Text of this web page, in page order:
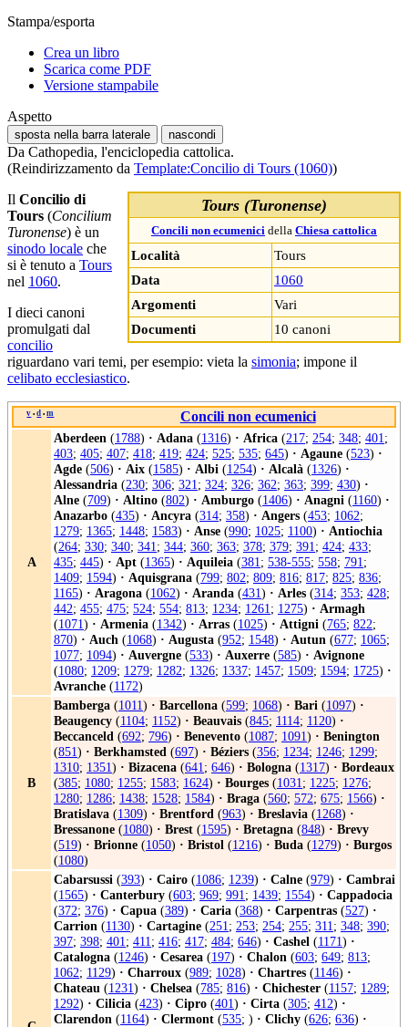
Stampa/esporta
Crea un libro
Scarica come PDF
Versione stampabile
Aspetto
sposta nella barra laterale nascondi
Da Cathopedia, l'enciclopedia cattolica.
(Reindirizzamento da Template:Concilio di Tours (1060))
Tours (Turonense)
Concili non ecumenici della Chiesa cattolica
Località
Tours
Data
1060
Argomenti
Vari
Documenti
10 canoni
Il Concilio di
Tours (Concilium
Turonense) è un
sinodo locale che
si è tenuto a Tours
nel 1060.
I dieci canoni
promulgati dal
concilio
riguardano vari temi, per esempio: vieta la simonia; impone il
celibato ecclesiastico.
v • d • m Concili non ecumenici
A
Aberdeen (1788) · Adana (1316) · Africa (217; 254; 348; 401;
403; 405; 407; 418; 419; 424; 525; 535; 645) · Agaune (523) ·
Agde (506) · Aix (1585) · Albi (1254) · Alcalà (1326) ·
Alessandria (230; 306; 321; 324; 326; 362; 363; 399; 430) ·
Alne (709) · Altino (802) · Amburgo (1406) · Anagni (1160) ·
Anazarbo (435) · Ancyra (314; 358) · Angers (453; 1062;
1279; 1365; 1448; 1583) · Anse (990; 1025; 1100) · Antiochia
(264; 330; 340; 341; 344; 360; 363; 378; 379; 391; 424; 433;
435; 445) · Apt (1365) · Aquileia (381; 538-555; 558; 791;
1409; 1594) · Aquisgrana (799; 802; 809; 816; 817; 825; 836;
1165) · Aragona (1062) · Aranda (431) · Arles (314; 353; 428;
442; 455; 475; 524; 554; 813; 1234; 1261; 1275) · Armagh
(1071) · Armenia (1342) · Arras (1025) · Attigni (765; 822;
870) · Auch (1068) · Augusta (952; 1548) · Autun (677; 1065;
1077; 1094) · Auvergne (533) · Auxerre (585) · Avignone
(1080; 1209; 1279; 1282; 1326; 1337; 1457; 1509; 1594; 1725) ·
Avranche (1172)
B
Bamberga (1011) · Barcellona (599; 1068) · Bari (1097) ·
Beaugency (1104; 1152) · Beauvais (845; 1114; 1120) ·
Beccanceld (692; 796) · Benevento (1087; 1091) · Benington
(851) · Berkhamsted (697) · Béziers (356; 1234; 1246; 1299;
1310; 1351) · Bizacena (641; 646) · Bologna (1317) · Bordeaux
(385; 1080; 1255; 1583; 1624) · Bourges (1031; 1225; 1276;
1280; 1286; 1438; 1528; 1584) · Braga (560; 572; 675; 1566) ·
Bratislava (1309) · Brentford (963) · Breslavia (1268) ·
Bressanone (1080) · Brest (1595) · Bretagna (848) · Brevy
(519) · Brionne (1050) · Bristol (1216) · Buda (1279) · Burgos
(1080)
Cabarsussi (393) · Cairo (1086; 1239) · Calne (979) · Cambrai
(1565) · Canterbury (603; 969; 991; 1439; 1554) · Cappadocia
(372; 376) · Capua (389) · Caria (368) · Carpentras (527) ·
Carrion (1130) · Cartagine (251; 253; 254; 255; 311; 348; 390;
397; 398; 401; 411; 416; 417; 484; 646) · Cashel (1171) ·
Catalogna (1246) · Cesarea (197) · Chalon (603; 649; 813;
1062; 1129) · Charroux (989; 1028) · Chartres (1146) ·
Chateau (1231) · Chelsea (785; 816) · Chichester (1157; 1289;
1292) · Cilicia (423) · Cipro (401) · Cirta (305; 412) ·
Clarendon (1164) · Clermont (535; ) · Clichy (626; 636) ·